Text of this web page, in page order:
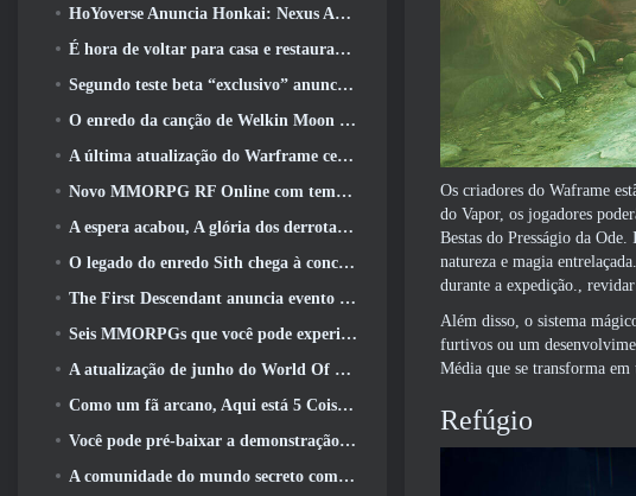
Os criadores do Waframe
do Vapor, os jogadores
Bestas do Presságio da
natureza e magia
durante a expedição.,
Além disso, o sistema
furtivos ou um
Média que se transforma
Refúgio
HoYoverse Anuncia Honkai: Nexus Anime “Teste de evolução”
É hora de voltar para casa e restaurar o retiro feliz onde os ventos se encontram
Segundo teste beta “exclusivo” anunciado para atiradores de sobrevivência em equipe
O enredo da canção de Welkin Moon de Genshin Impact chega ao fim.. Na lua
A última atualização do Warframe celebra todos os pais do espaço
Novo MMORPG RF Online com tema Mech da Netmarble será lançado globalmente
A espera acabou, A glória dos derrotados voltou
O legado do enredo Sith chega à conclusão hoje na última atualização do SWTOR
The First Descendant anuncia evento de colaboração EVANGELION
Seis MMORPGs que você pode experimentar durante o Steam Next Fest
A atualização de junho do World Of Warships comemora o Dia da Independência dos EUA com uma nova campanha narrativa
Como um fã arcano, Aqui está 5 Coisas que quero ver do MMO Riot
Você pode pré-baixar a demonstração do Steam Next Fest de Embers Of The Uncrowned Tomorrow
A comunidade do mundo secreto comemora o 14º aniversário com um mistério que eles devem resolver juntos